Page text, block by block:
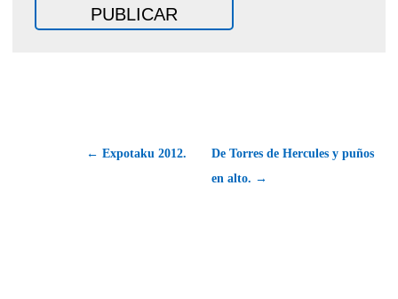
← Expotaku 2012.
De Torres de Hercules y puños
en alto. →